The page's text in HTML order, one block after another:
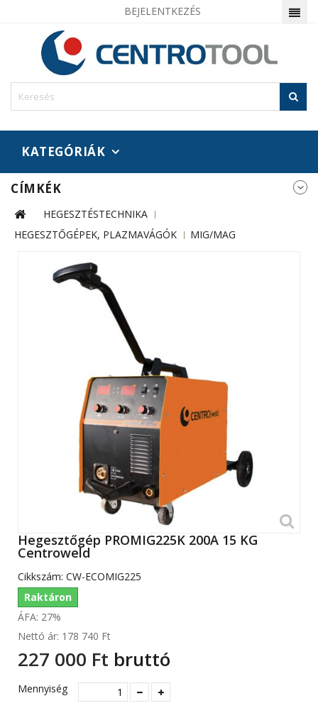
BEJELENTKEZÉS
KATEGÓRIÁK
CÍMKÉK
HEGESZTÉSTECHNIKA
HEGESZTŐGÉPEK, PLAZMAVÁGÓK
MIG/MAG
Hegesztőgép PROMIG225K 200A 15 KG
Centroweld
Cikkszám: CW-ECOMIG225
Raktáron
ÁFA: 27%
Nettó ár: 178 740 Ft‎
227 000 Ft‎ bruttó
Mennyiség